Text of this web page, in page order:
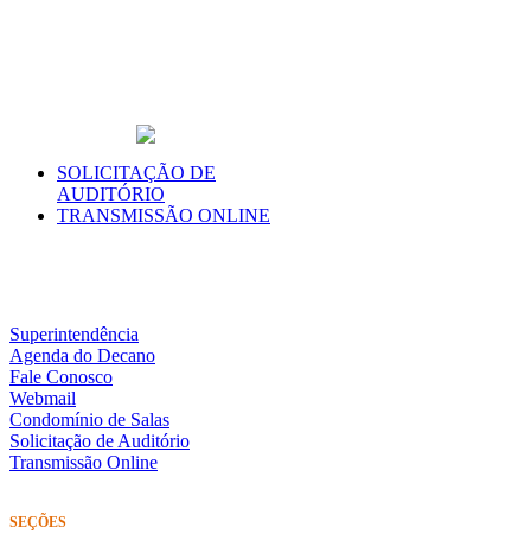
SOLICITAÇÃO DE
AUDITÓRIO
TRANSMISSÃO ONLINE
Superintendência
Agenda do Decano
Fale Conosco
Webmail
Condomínio de Salas
Solicitação de Auditório
Transmissão Online
SEÇÕES